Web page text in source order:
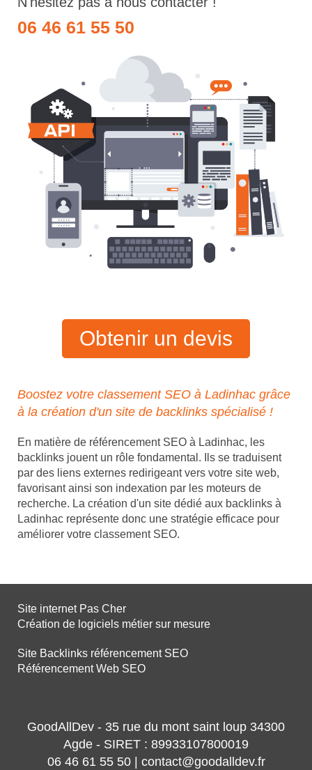
06 46 61 55 50
Obtenir un devis
Boostez votre classement SEO à Ladinhac grâce
à la création d'un site de backlinks spécialisé !
En matière de référencement SEO à Ladinhac, les
backlinks jouent un rôle fondamental. Ils se traduisent
par des liens externes redirigeant vers votre site web,
favorisant ainsi son indexation par les moteurs de
recherche. La création d'un site dédié aux backlinks à
Ladinhac représente donc une stratégie efficace pour
améliorer votre classement SEO.
Site internet Pas Cher
Création de logiciels métier sur mesure
Site Backlinks référencement SEO
Référencement Web SEO
GoodAllDev - 35 rue du mont saint loup 34300
Agde - SIRET : 89933107800019
06 46 61 55 50 | contact@goodalldev.fr